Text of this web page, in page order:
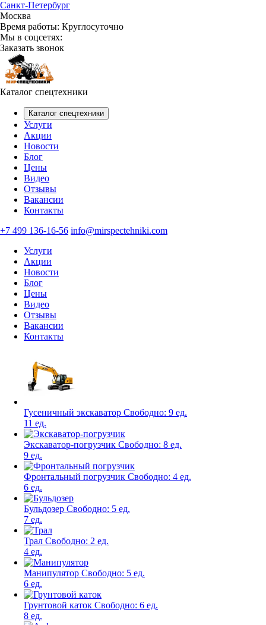
Санкт-Петербург
Москва
Время работы: Круглосуточно
Мы в соцсетях:
Заказать звонок
Каталог спецтехники
Каталог спецтехники
Услуги
Акции
Новости
Блог
Цены
Видео
Отзывы
Вакансии
Контакты
+7 499 136-16-56 info@mirspectehniki.com
Услуги
Акции
Новости
Блог
Цены
Видео
Отзывы
Вакансии
Контакты
Гусеничный экскаватор Свободно: 9 ед.
11 ед.
Экскаватор-погрузчик Свободно: 8 ед.
9 ед.
Фронтальный погрузчик Свободно: 4 ед.
6 ед.
Бульдозер Свободно: 5 ед.
7 ед.
Трал Свободно: 2 ед.
4 ед.
Манипулятор Свободно: 5 ед.
6 ед.
Грунтовой каток Свободно: 6 ед.
8 ед.